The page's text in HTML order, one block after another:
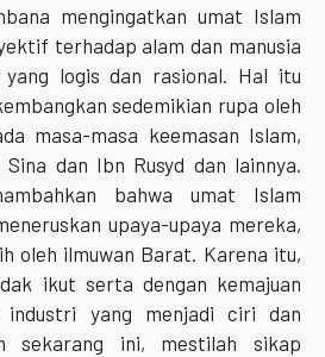
mengingatkan umat Islam
terhadap alam dan manusia
logis dan rasional. Hal itu
sedemikian rupa oleh
masa-masa keemasan Islam,
dan Ibn Rusyd dan lainnya.
bahwa umat Islam
upaya-upaya mereka,
oleh ilmuwan Barat. Karena itu,
ikut serta dengan kemajuan
industri yang menjadi ciri dan
sekarang ini, mestilah sikap